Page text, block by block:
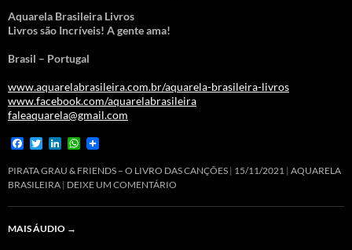
Aquarela Brasileira Livros
Livros são Incríveis! A gente ama!
Brasil – Portugal
www.aquarelabrasileira.com.br/aquarela-brasileira-livros
www.facebook.com/aquarelabrasileira
faleaquarela@gmail.com
F
c
e
o
k
i
t
e
n
k
e
d
n
W
a
t
A
PIRATA GRAU & FRIENDS – O LIVRO DAS CANÇÕES 15/11/2021 AQUARELA
BRASILEIRA DEIXE UM COMENTÁRIO
MAIS ÁUDIO →